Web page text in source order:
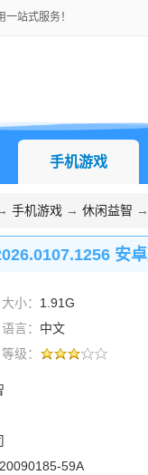
站式服务！
手机游戏
手机游戏 → 休闲益智
安
大小： 1.91G
语言： 中文
等级：
59A